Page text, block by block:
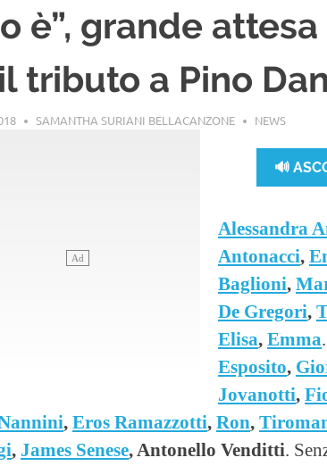
è”, grande
tributo a Pino
SAMANTHA SURIANI BELLACANZONE NEWS
🔊
Alessandra
Antonacci,
Baglioni,
De Gregori,
Elisa, Emma
Esposito,
Jovanotti,
, Eros Ramazzotti, Ron,
, James Senese, Antonello Venditti.